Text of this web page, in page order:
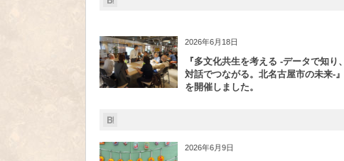
2026年6月18日
『多文化共生を考える -データで知り、
対話でつながる。北名古屋市の未来-』
を開催しました。
2026年6月9日